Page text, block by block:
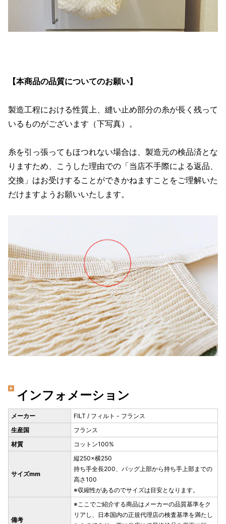
【本商品の品質についてのお願い】
製造工程における性質上、縫い止め部分の糸が長く残って
いるものがございます（下写真）。
糸を引っ張ってもほつれない場合は、製造元の検品済とな
りますため、こうした理由での「当店不手際による返品、
交換」はお受けすることができかねますことをご理解いた
だけますようお願いいたします。
インフォメーション
メーカー
FILT / フィルト - フランス
生産国
フランス
材質
コットン100%
サイズmm
縦250×横250
持ち手全長200、バッグ上部から持ち手上部までの
高さ100
※収縮性があるのでサイズは目安となります。
備考
※ここでご紹介する商品はメーカーの品質基準をク
リアし、日本国内の正規代理店の検査基準を満たし